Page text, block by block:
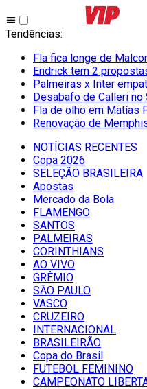
Tendências:
Fla fica longe de
Endrick tem 2
Palmeiras x Inter
Desabafo de Calleri no
Fla de olho em Matías
Renovação de
NOTÍCIAS RECENTES
Copa 2026
SELEÇÃO BRASILEIRA
Apostas
Mercado da Bola
FLAMENGO
SANTOS
PALMEIRAS
CORINTHIANS
AO VIVO
GRÊMIO
SĀO PAULO
VASCO
CRUZEIRO
INTERNACIONAL
BRASILEIRÃO
Copa do Brasil
FUTEBOL FEMININO
CAMPEONATO